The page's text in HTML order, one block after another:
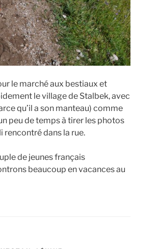
le marché aux bestiaux et
le village de Stalbek, avec
qu’il a son manteau) comme
peu de temps à tirer les photos
rencontré dans la rue.
de jeunes français
beaucoup en vacances au